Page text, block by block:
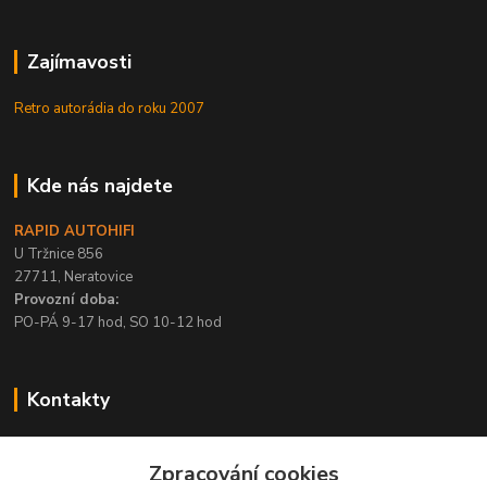
Zajímavosti
Retro autorádia do roku 2007
Kde nás najdete
RAPID AUTOHIFI
U Tržnice 856
27711, Neratovice
Provozní doba:
PO-PÁ 9-17 hod, SO 10-12 hod
Kontakty
PO-PÁ / 9-17 hod, SO 10-12 hodZpracování cookies